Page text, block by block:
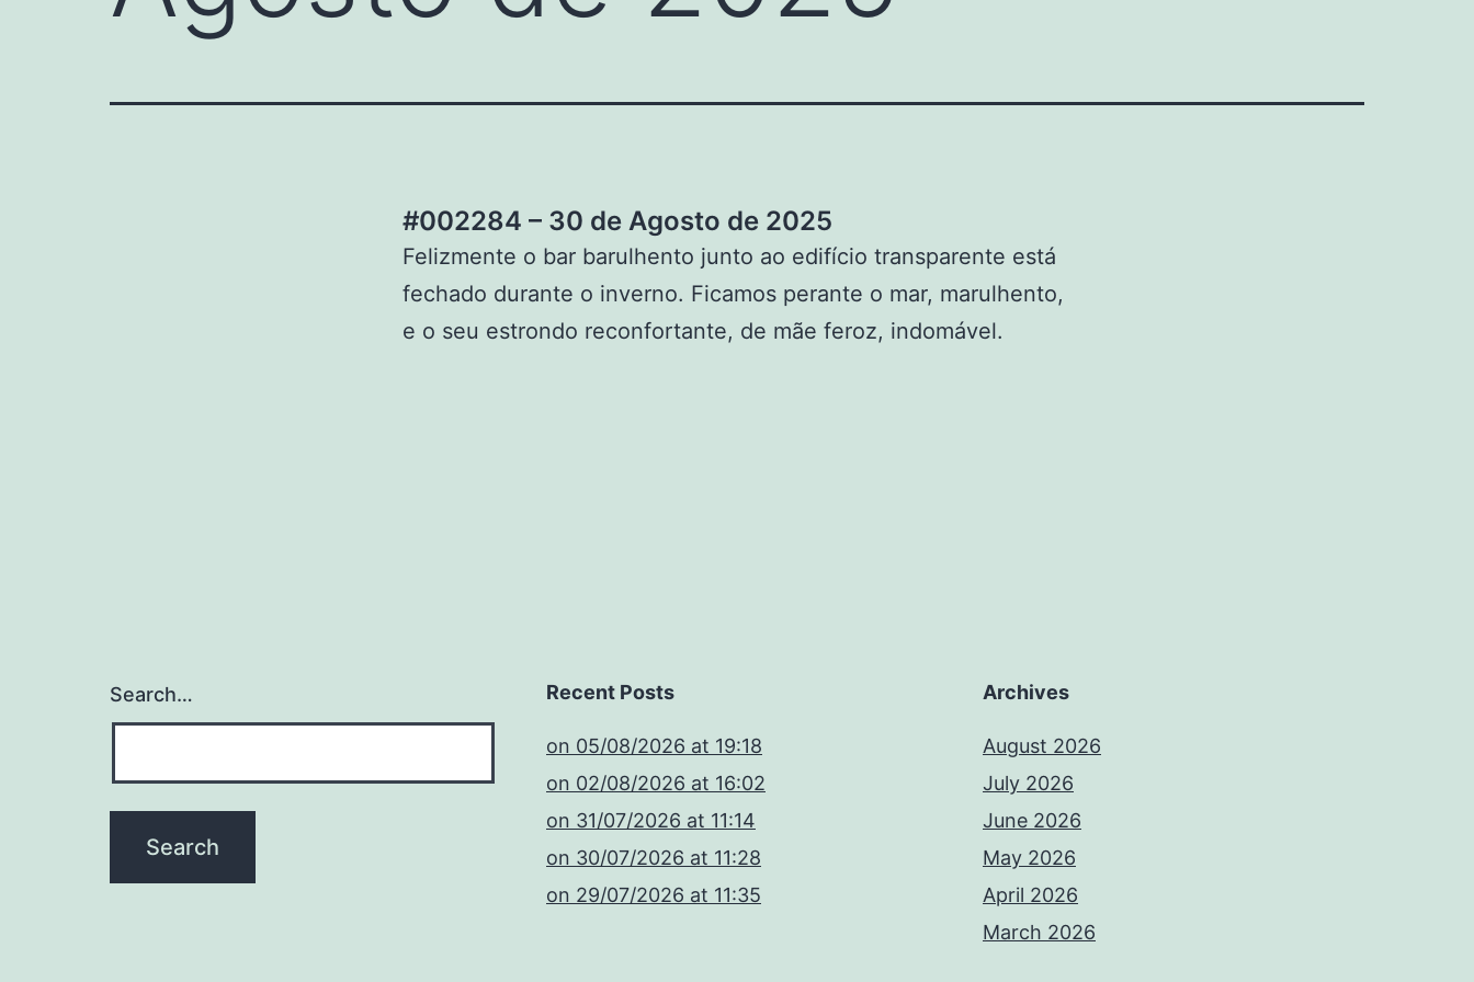
#002284 – 30 de Agosto de 2025
Felizmente o bar barulhento junto ao edifício transparente está
fechado durante o inverno. Ficamos perante o mar, marulhento,
e o seu estrondo reconfortante, de mãe feroz, indomável.
Search… Recent Posts
​on 05/08/2026 at 19:18
​on 02/08/2026 at 16:02
​on 31/07/2026 at 11:14
​on 30/07/2026 at 11:28
​on 29/07/2026 at 11:35
Archives
August 2026
July 2026
June 2026
May 2026
April 2026
March 2026